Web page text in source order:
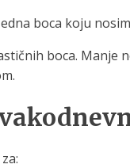
boca koju
boca.